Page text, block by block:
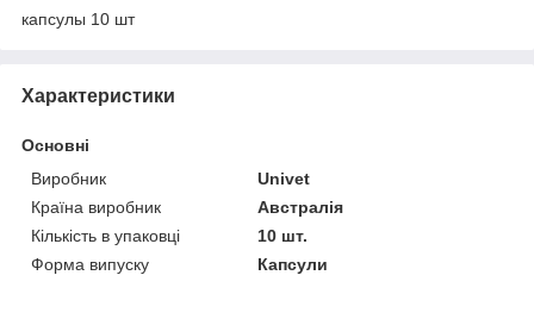
капсулы 10 шт
Характеристики
Основні
Виробник
Univet
Країна виробник
Австралія
Кількість в упаковці
10 шт.
Форма випуску
Капсули